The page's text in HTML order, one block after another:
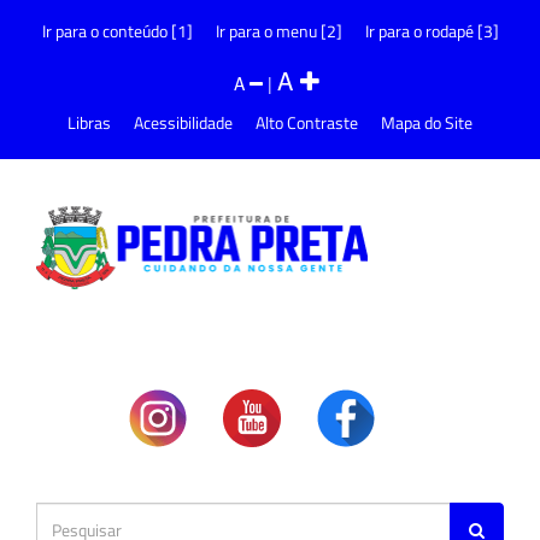
Ir para o conteúdo [1] Ir para o menu [2] Ir para o rodapé [3]
A |A
Libras Acessibilidade Alto Contraste Mapa do Site